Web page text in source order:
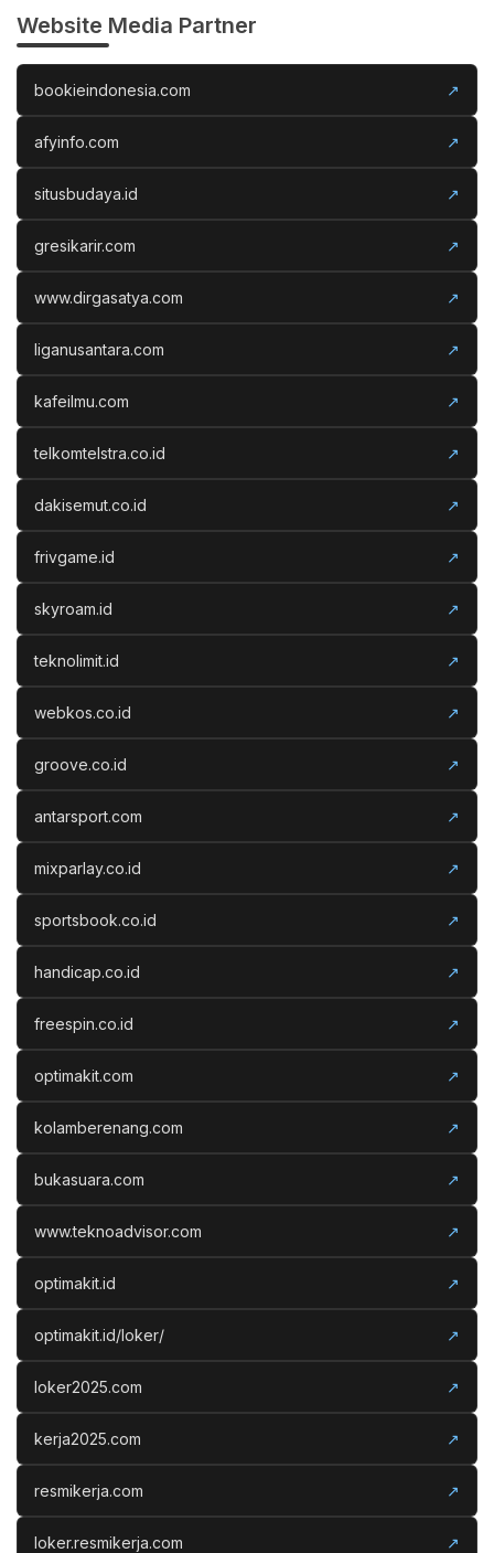
Website Media Partner
bookieindonesia.com ↗
afyinfo.com ↗
situsbudaya.id ↗
gresikarir.com ↗
www.dirgasatya.com ↗
liganusantara.com ↗
kafeilmu.com ↗
telkomtelstra.co.id ↗
dakisemut.co.id ↗
frivgame.id ↗
skyroam.id ↗
teknolimit.id ↗
webkos.co.id ↗
groove.co.id ↗
antarsport.com ↗
mixparlay.co.id ↗
sportsbook.co.id ↗
handicap.co.id ↗
freespin.co.id ↗
optimakit.com ↗
kolamberenang.com ↗
bukasuara.com ↗
www.teknoadvisor.com ↗
optimakit.id ↗
optimakit.id/loker/ ↗
loker2025.com ↗
kerja2025.com ↗
resmikerja.com ↗
loker.resmikerja.com ↗